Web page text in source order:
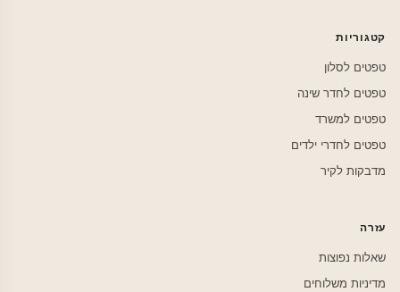
קטגוריות
טפטים לסלון
טפטים לחדר שינה
טפטים למשרד
טפטים לחדרי ילדים
מדבקות לקיר
עזרה
שאלות נפוצות
מדיניות משלוחים